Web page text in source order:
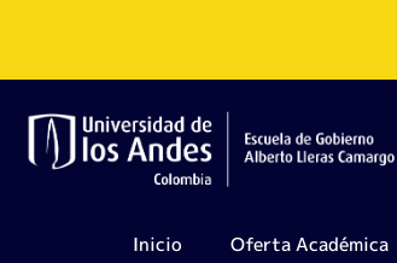
contenido
Inicio Oferta Académica